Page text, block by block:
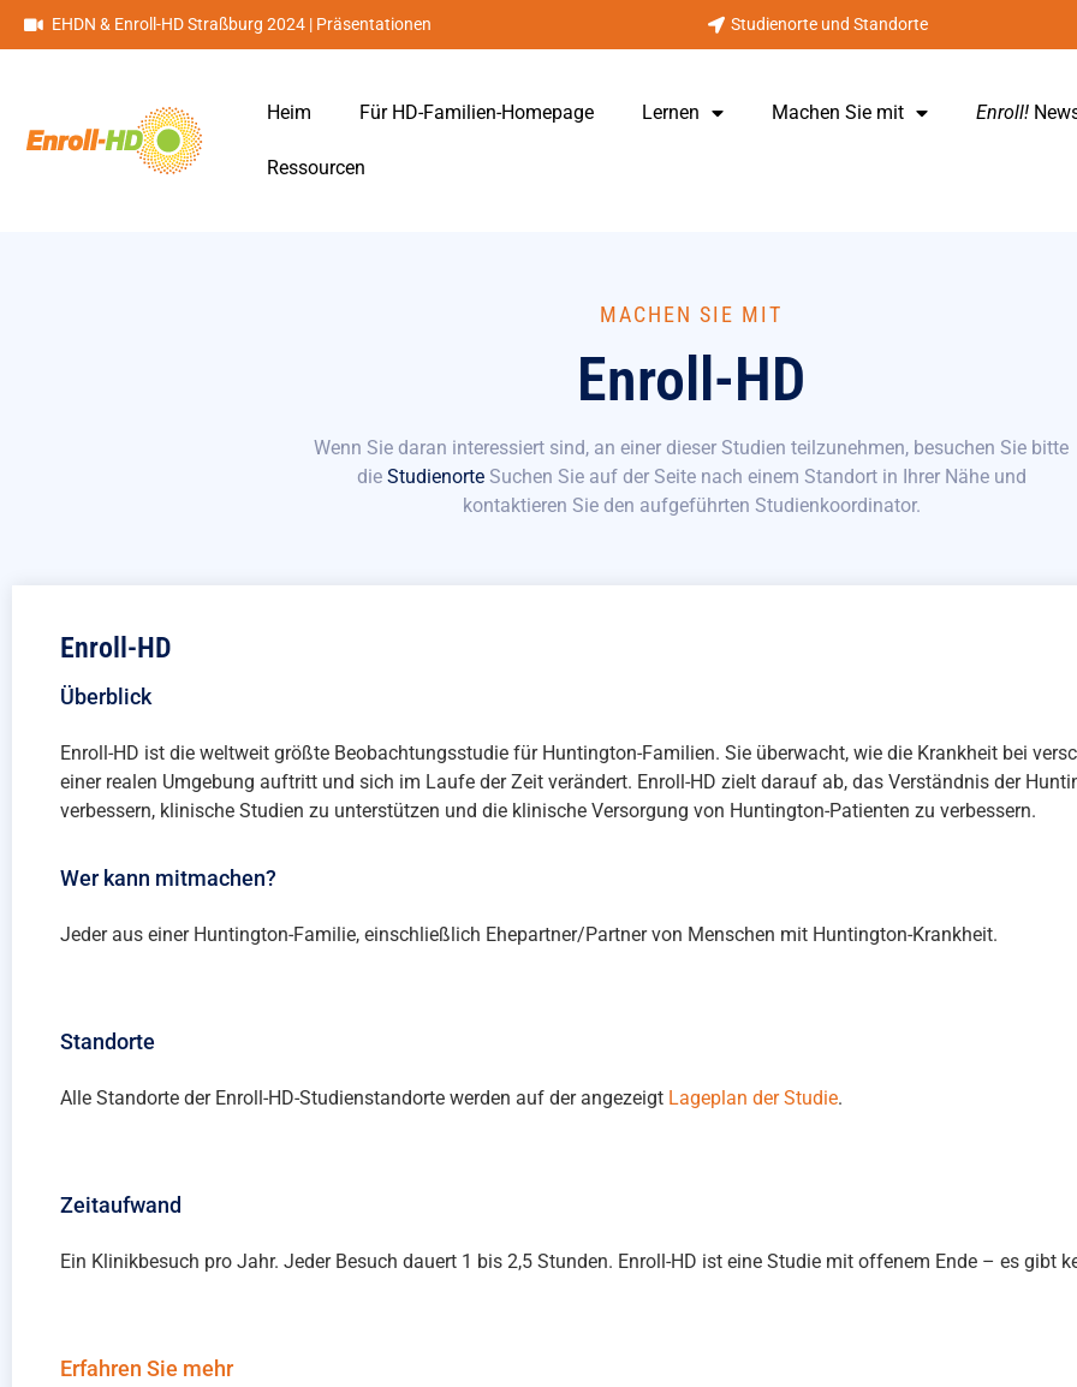
EHDN & Enroll-HD Straßburg 2024 | Präsentationen Studienorte und Standorte
Heim Für HD-Familien-Homepage Lernen Machen Sie mit Enroll!
Ressourcen
MACHEN SIE MIT
Enroll-HD
Wenn Sie daran interessiert sind, an einer dieser Studien teilzunehmen, besuchen Sie bitte
die StudienorteSuchen Sie auf der Seite nach einem Standort in Ihrer Nähe und
kontaktieren Sie den aufgeführten Studienkoordinator.
Enroll-HD
Überblick
Enroll-HD ist die weltweit größte Beobachtungsstudie für Huntington-Familien. Sie überwacht, wie die Krankheit bei
einer realen Umgebung auftritt und sich im Laufe der Zeit verändert. Enroll-HD zielt darauf ab, das Verständnis der
verbessern, klinische Studien zu unterstützen und die klinische Versorgung von Huntington-Patienten zu verbessern.
Wer kann mitmachen?
Jeder aus einer Huntington-Familie, einschließlich Ehepartner/Partner von Menschen mit Huntington-Krankheit.
Standorte
Alle Standorte der Enroll-HD-Studienstandorte werden auf der angezeigt Lageplan der Studie.
Zeitaufwand
Ein Klinikbesuch pro Jahr. Jeder Besuch dauert 1 bis 2,5 Stunden. Enroll-HD ist eine Studie mit offenem Ende – es gibt
Erfahren Sie mehr